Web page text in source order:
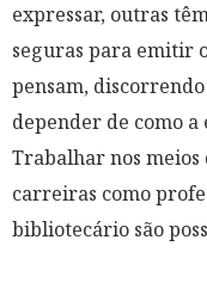
expressar, outras
seguras para emitir
pensam,
depender de como
Trabalhar nos
carreiras como
bibliotecário são